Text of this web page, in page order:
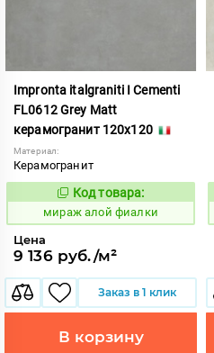
Impronta italgraniti I Cementi
FL0612 Grey Matt
керамогранит 120x120
Материал:
Керамогранит
984614
Код товара:
мираж алой фиалки
Цена
9 136 руб./м²
Заказ в 1 клик
В корзину